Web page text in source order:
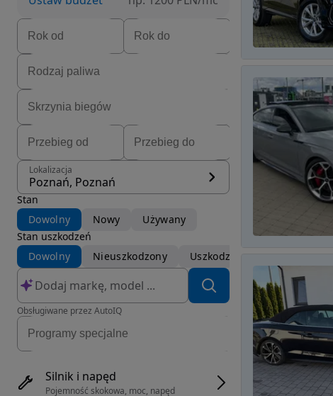
Lokalizacja
Poznań, Poznań
Stan
Dowolny
Nowy
Używany
Stan uszkodzeń
Dowolny
Nieuszkodzony Uszkodzony
Obsługiwane przez AutoIQ
Silnik i napęd
Pojemność skokowa, moc, napęd